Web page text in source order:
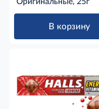
Оригинальные, 25г
В корзину